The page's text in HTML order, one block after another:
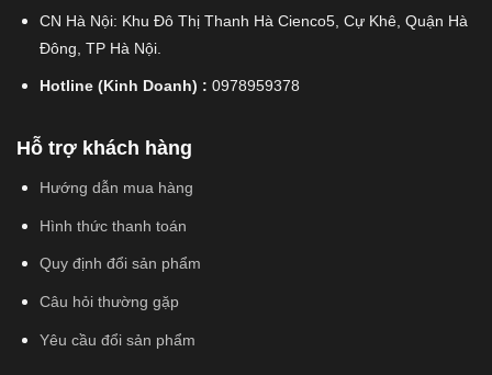
CN Hà Nội: Khu Đô Thị Thanh Hà Cienco5, Cự Khê, Quận Hà
Đông, TP Hà Nội.
Hotline (Kinh Doanh) : 0978959378
Hỗ trợ khách hàng
Hướng dẫn mua hàng
Hình thức thanh toán
Quy định đổi sản phẩm
Câu hỏi thường gặp
Yêu cầu đổi sản phẩm